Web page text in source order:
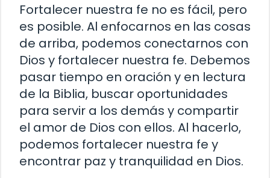
Fortalecer nuestra fe no es fácil, pero
es posible. Al enfocarnos en las cosas
de arriba, podemos conectarnos con
Dios y fortalecer nuestra fe. Debemos
pasar tiempo en oración y en lectura
de la Biblia, buscar oportunidades
para servir a los demás y compartir
el amor de Dios con ellos. Al hacerlo,
podemos fortalecer nuestra fe y
encontrar paz y tranquilidad en Dios.